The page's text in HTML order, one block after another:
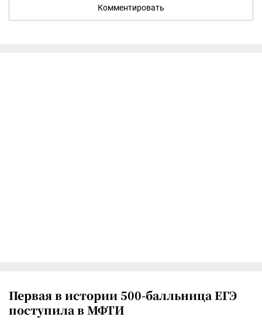
Комментировать
Первая в истории 500-балльница ЕГЭ
поступила в МФТИ